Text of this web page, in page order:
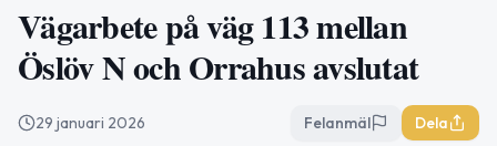
Vägarbete på väg 113 mellan
Öslöv N och Orrahus avslutat
29 januari 2026 Felanmäl Dela